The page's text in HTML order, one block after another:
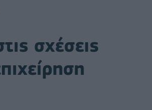
σχέσεις